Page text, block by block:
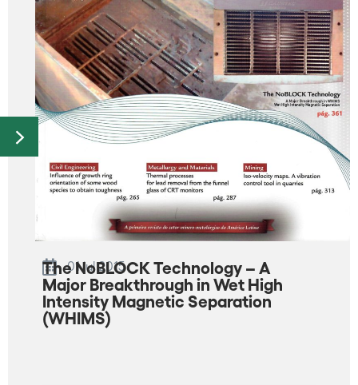
01 jul 2015
The NoBLOCK Technology – A
Major Breakthrough in Wet High
Intensity Magnetic Separation
(WHIMS)